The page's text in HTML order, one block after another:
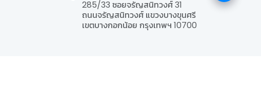
285/33 ซอยจรัญสนิทวงศ์ 31
ถนนจรัญสนิทวงศ์ แขวงบางขุนศรี
เขตบางกอกน้อย กรุงเทพฯ 10700